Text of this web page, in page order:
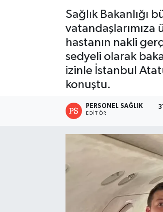
Sağlık Bakanlığı
vatandaşlarımıza
hastanın nakli
sedyeli olarak
izinle İstanbul
konuştu.
PERSONEL SAĞLIK
EDITÖR